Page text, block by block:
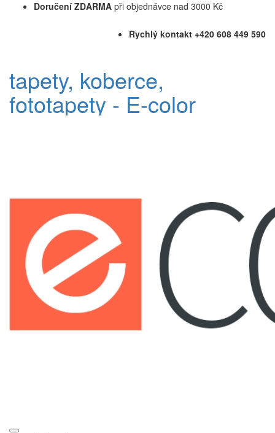
Doručení ZDARMA při objednávce nad 3000 Kč
Rychlý kontakt +420 608 449 590
tapety, koberce,
fototapety - E-color